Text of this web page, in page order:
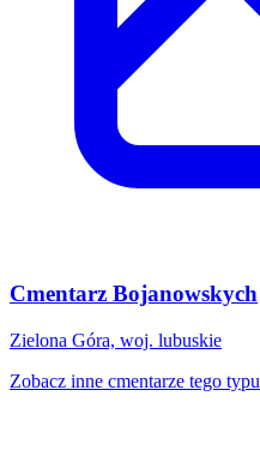
Cmentarz Bojanowskych
Zielona Góra, woj. lubuskie
Zobacz inne cmentarze tego typu